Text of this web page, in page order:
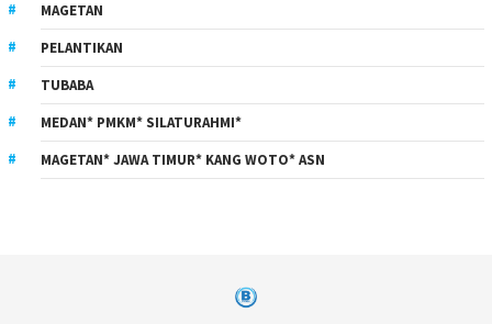
MAGETAN
PELANTIKAN
TUBABA
MEDAN* PMKM* SILATURAHMI*
MAGETAN* JAWA TIMUR* KANG WOTO* ASN